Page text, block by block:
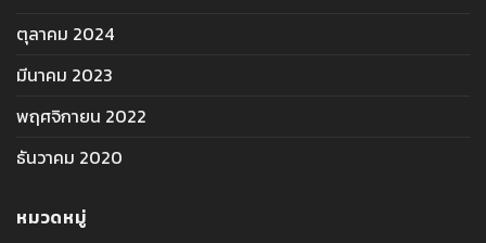
ตุลาคม 2024
มีนาคม 2023
พฤศจิกายน 2022
ธันวาคม 2020
หมวดหมู่